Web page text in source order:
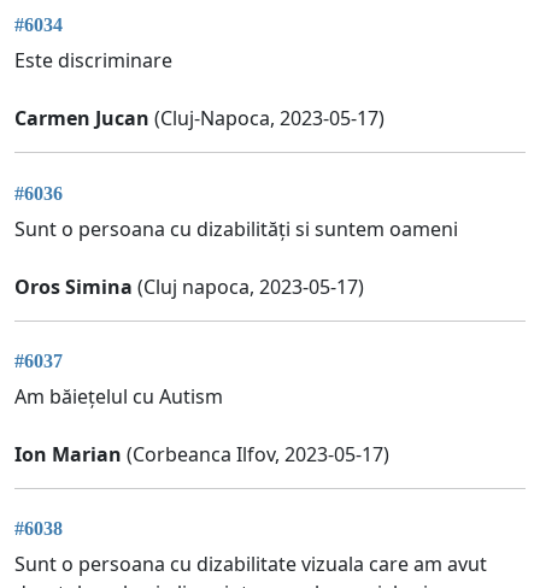
#6034
Este discriminare
Carmen Jucan (Cluj-Napoca, 2023-05-17)
#6036
Sunt o persoana cu dizabilități si suntem oameni
Oros Simina (Cluj napoca, 2023-05-17)
#6037
Am băiețelul cu Autism
Ion Marian (Corbeanca Ilfov, 2023-05-17)
#6038
Sunt o persoana cu dizabilitate vizuala care am avut